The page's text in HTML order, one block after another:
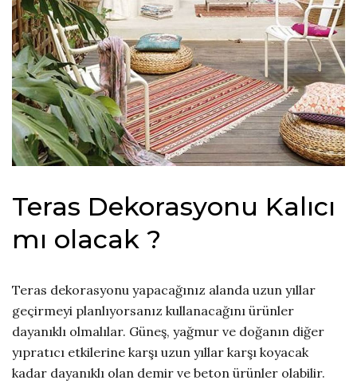
Teras Dekorasyonu Kalıcı
mı olacak ?
Teras dekorasyonu yapacağınız alanda uzun yıllar
geçirmeyi planlıyorsanız kullanacağını ürünler
dayanıklı olmalılar. Güneş, yağmur ve doğanın diğer
yıpratıcı etkilerine karşı uzun yıllar karşı koyacak
kadar dayanıklı olan demir ve beton ürünler olabilir.